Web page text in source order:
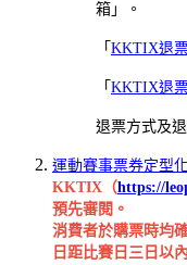
箱」。
「 KKTIX退
「 KKTIX退
退票方式及
運動賽事票券定型
KKTIX（https://
預先審閱。
消費者於購票時均
日距比賽日三日以